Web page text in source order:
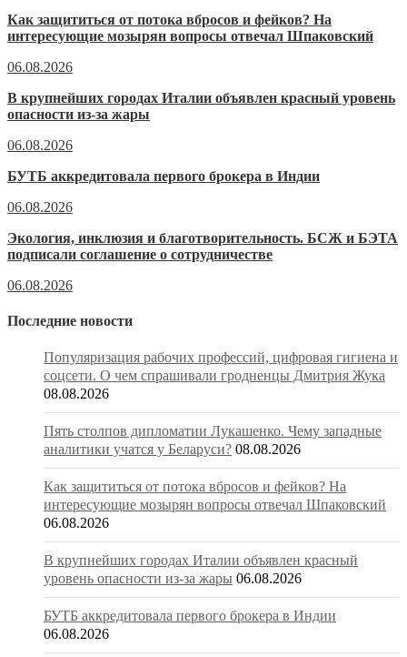
Как защититься от потока вбросов и фейков? На
интересующие мозырян вопросы отвечал Шпаковский
06.08.2026
В крупнейших городах Италии объявлен красный уровень
опасности из-за жары
06.08.2026
БУТБ аккредитовала первого брокера в Индии
06.08.2026
Экология, инклюзия и благотворительность. БСЖ и БЭТА
подписали соглашение о сотрудничестве
06.08.2026
Последние новости
Популяризация рабочих профессий, цифровая гигиена и
соцсети. О чем спрашивали гродненцы Дмитрия Жука
08.08.2026
Пять столпов дипломатии Лукашенко. Чему западные
аналитики учатся у Беларуси? 08.08.2026
Как защититься от потока вбросов и фейков? На
интересующие мозырян вопросы отвечал Шпаковский
06.08.2026
В крупнейших городах Италии объявлен красный
уровень опасности из-за жары 06.08.2026
БУТБ аккредитовала первого брокера в Индии
06.08.2026